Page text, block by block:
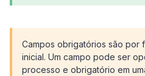
Campos obrigatórios são por
inicial. Um campo pode ser
processo e obrigatório em